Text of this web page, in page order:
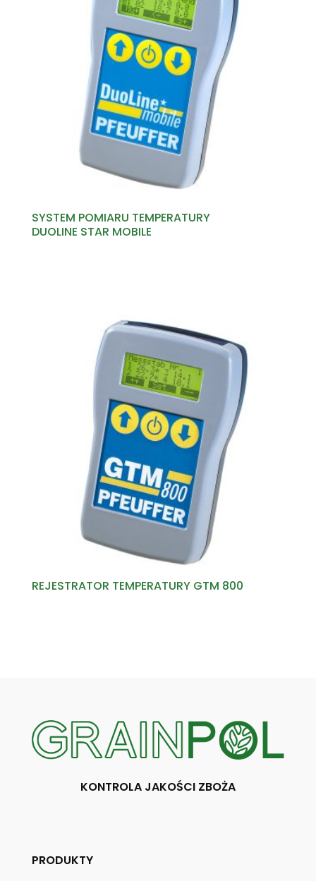
SYSTEM POMIARU TEMPERATURY
DUOLINE STAR MOBILE
REJESTRATOR TEMPERATURY GTM 800
KONTROLA JAKOŚCI ZBOŻA
PRODUKTY